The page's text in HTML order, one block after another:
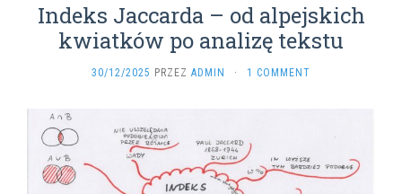
Indeks Jaccarda – od alpejskich
kwiatków po analizę tekstu
30/12/2025 PRZEZ ADMIN · 1 COMMENT